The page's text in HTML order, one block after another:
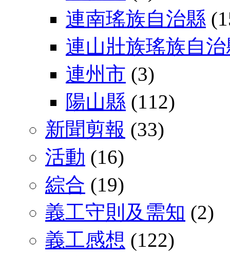
連南瑤族自治縣
連山壯族瑤族自
連州市 (3)
陽山縣 (112)
新聞剪報 (33)
活動 (16)
綜合 (19)
義工守則及需知 (2)
義工感想 (122)